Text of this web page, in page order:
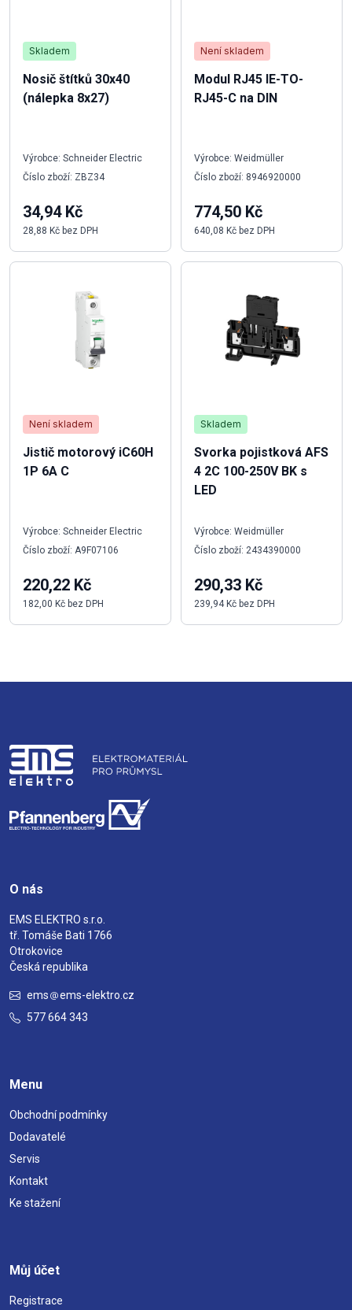
Skladem
Nosič štítků 30x40
(nálepka 8x27)
Výrobce: Schneider Electric
Číslo zboží: ZBZ34
34,94 Kč
28,88 Kč bez DPH
Není skladem
Jistič motorový iC60H
1P 6A C
Výrobce: Schneider Electric
Číslo zboží: A9F07106
220,22 Kč
182,00 Kč bez DPH
Není skladem
Modul RJ45 IE-TO-
RJ45-C na DIN
Výrobce: Weidmüller
Číslo zboží: 8946920000
774,50 Kč
640,08 Kč bez DPH
Skladem
Svorka pojistková AFS
4 2C 100-250V BK s
LED
Výrobce: Weidmüller
Číslo zboží: 2434390000
290,33 Kč
239,94 Kč bez DPH
O nás
EMS ELEKTRO s.r.o.
tř. Tomáše Bati 1766
Otrokovice
Česká republika
ems
ems-elektro.cz
577 664 343
Menu
Obchodní podmínky
Dodavatelé
Servis
Kontakt
Ke stažení
Můj účet
Registrace